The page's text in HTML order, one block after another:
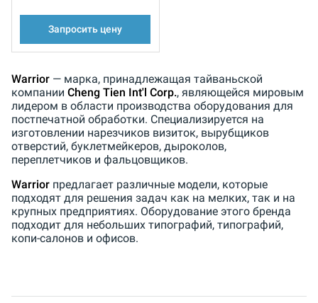
Запросить цену
Warrior — марка, принадлежащая тайваньской
компании Cheng Tien Int'l Corp., являющейся мировым
лидером в области производства оборудования для
постпечатной обработки. Специализируется на
изготовлении нарезчиков визиток, вырубщиков
отверстий, буклетмейкеров, дыроколов,
переплетчиков и фальцовщиков.
Warrior предлагает различные модели, которые
подходят для решения задач как на мелких, так и на
крупных предприятиях. Оборудование этого бренда
подходит для небольших типографий, типографий,
копи-салонов и офисов.